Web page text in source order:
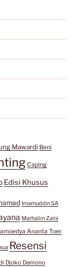
Mawardi Beni
Caping
Edisi Khusus
Imamuddin SA
Marhalim Zaini
Ananta Toer
Resensi
Djoko Damono